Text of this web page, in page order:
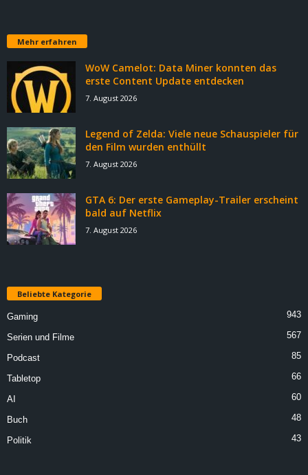
Mehr erfahren
WoW Camelot: Data Miner konnten das
erste Content Update entdecken
7. August 2026
Legend of Zelda: Viele neue Schauspieler für
den Film wurden enthüllt
7. August 2026
GTA 6: Der erste Gameplay-Trailer erscheint
bald auf Netflix
7. August 2026
Beliebte Kategorie
Gaming 943
Serien und Filme 567
Podcast 85
Tabletop 66
AI 60
Buch 48
Politik 43